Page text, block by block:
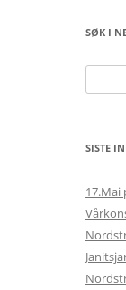
SØK I
etter:
SISTE
17.Mai